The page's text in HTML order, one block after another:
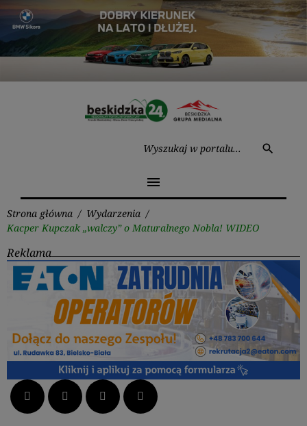
Przejdź
treści
search
menu
Strona główna / Wydarzenia /
Kacper Kupczak „walczy” o Maturalnego Nobla! WIDEO
Reklama
Facebook Twitter LinkedIn Pinterest